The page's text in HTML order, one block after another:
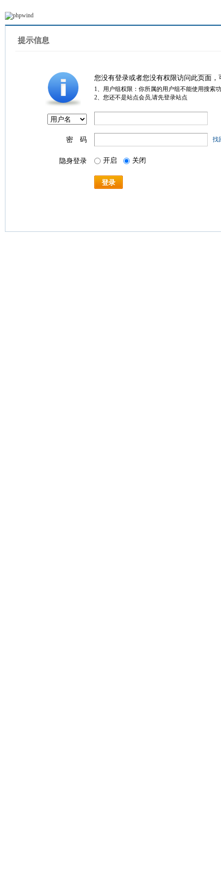
提示信息
您没有登录或者您没有权限访问此页面
1、用户组权限：你所属的用户组不能使用搜索
2、您还不是站点会员,请先登录站点
密 码 找
隐身登录 开启 关闭
登录